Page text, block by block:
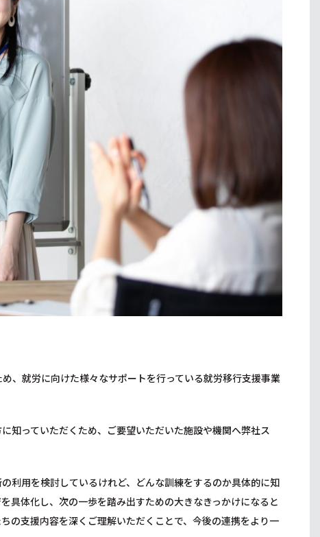
、就労に向けた様々なサポートを行っている就労移行支援事業
知っていただくため、ご要望いただいた施設や機関へ弊社ス
利用を検討しているけれど、どんな訓練をするのか具体的に知
具体化し、次の一歩を踏み出すための大きなきっかけになると
の支援内容を深くご理解いただくことで、今後の連携をより一